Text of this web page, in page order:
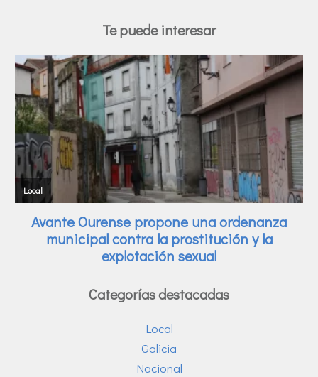
Te puede interesar
Categorías destacadas
Local
Galicia
Nacional